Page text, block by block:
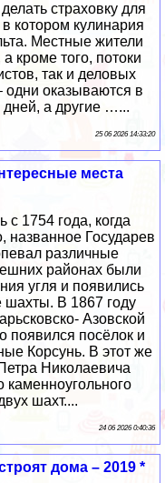
страховку для
котором кулинария
Местные жители
кроме того, потоки
так и деловых
одни оказываются в
дней, а другие …...
25 06 2026 14:33:20
места
с 1754 года, когда
названное Государев
различные
районах были
угля и появились
шахты. В 1867 году
Азовской
появился посёлок и
Корсунь. В этот же
Николаевича
каменноугольного
шахт....
24 06 2026 0:40:36
дома – 2019 *